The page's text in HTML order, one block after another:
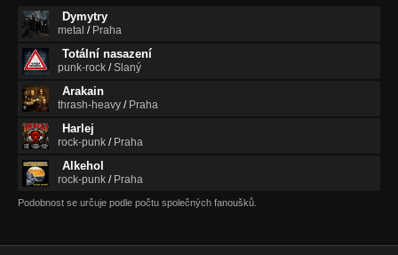
Sen
Chcete mě?
Velkej Čučačí
Velkej Čučačí
Vlkodlak
Velkej Čučačí
Pondělí
Velkej Čučačí
Velkej Čučačí
Dymytry
metal / Praha
Totální nasazení
punk-rock /Slaný
Arakain
thrash-heavy / Praha
Harlej
rock-punk / Praha
Alkehol
rock-punk / Praha
Podobnost se určuje podle počtu společných fanoušků.